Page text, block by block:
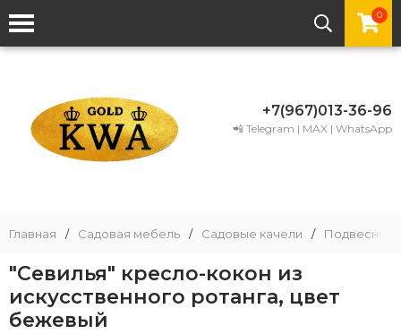
0
+7(967)013-36-96
📲 Telegram | MAX | WhatsApp
Главная / Садовая мебель / Садовые качели / Подвесные
"Севилья" кресло-кокон из
искусственного ротанга, цвет
бежевый